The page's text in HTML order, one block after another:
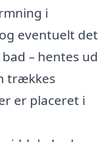
i
eventuelt det
– hentes ud
trækkes
er placeret i